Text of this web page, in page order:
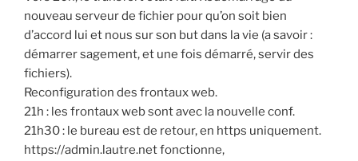
nouveau serveur de fichier pour qu’on soit bien
d’accord lui et nous sur son but dans la vie (a savoir :
démarrer sagement, et une fois démarré, servir des
fichiers).
Reconfiguration des frontaux web.
21h : les frontaux web sont avec la nouvelle conf.
21h30 : le bureau est de retour, en https uniquement.
https://admin.lautre.net fonctionne,